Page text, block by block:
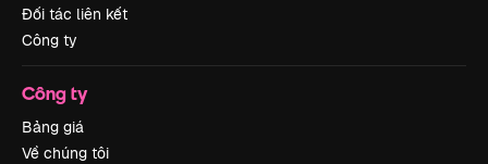
Đối tác liên kết
Công ty
Công ty
Bảng giá
Về chúng tôi